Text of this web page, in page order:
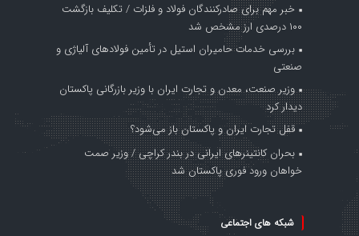
خبر مهم برای صادرکنندگان فولاد و فلزات / تکلیف بازگشت
۱۰۰ درصدی ارز مشخص شد
بررسی خدمات حامیران استیل در تأمین فولادهای آلیاژی و
صنعتی
وزیر صنعت، معدن و تجارت ایران با وزیر بازرگانی پاکستان
دیدار کرد
قفل تجارت ایران و پاکستان باز می‌شود؟
بحران کانتینر‌های ایرانی در بندر کراچی / وزیر صمت
خواهان ورود فوری پاکستان شد
شبکه های اجتماعی